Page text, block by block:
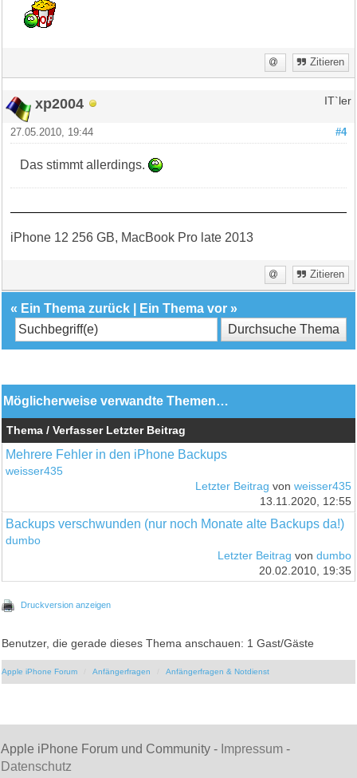
Zitieren
xp2004 IT`ler
#4
27.05.2010, 19:44
Das stimmt allerdings.
iPhone 12 256 GB, MacBook Pro late 2013
Zitieren
« Ein Thema zurück Ein Thema vor »
Möglicherweise verwandte Themen…
Thema / Verfasser Letzter Beitrag
Mehrere Fehler in den iPhone Backups
weisser435
Letzter Beitrag von weisser435
13.11.2020, 12:55
Backups verschwunden (nur noch Monate alte Backups da!)
dumbo
Letzter Beitrag von dumbo
20.02.2010, 19:35
Druckversion anzeigen
Benutzer, die gerade dieses Thema anschauen: 1 Gast/Gäste
Apple iPhone Forum Anfängerfragen Anfängerfragen & Notdienst
Apple iPhone Forum und Community - Impressum -
Datenschutz